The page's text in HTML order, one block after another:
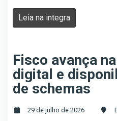
Leia na integra
Fisco avança
digital e
de schemas
29 de julho de 2026